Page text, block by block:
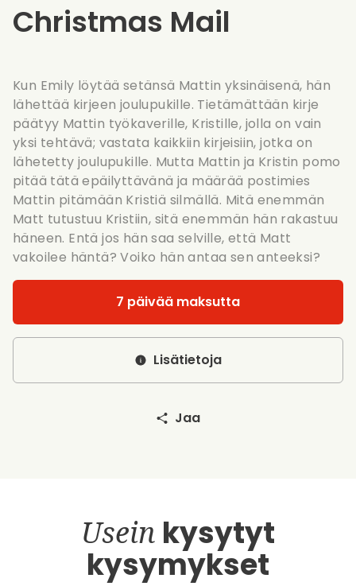
Christmas Mail
Kun Emily löytää setänsä Mattin yksinäisenä, hän
lähettää kirjeen joulupukille. Tietämättään kirje
päätyy Mattin työkaverille, Kristille, jolla on vain
yksi tehtävä; vastata kaikkiin kirjeisiin, jotka on
lähetetty joulupukille. Mutta Mattin ja Kristin pomo
pitää tätä epäilyttävänä ja määrää postimies
Mattin pitämään Kristiä silmällä. Mitä enemmän
Matt tutustuu Kristiin, sitä enemmän hän rakastuu
häneen. Entä jos hän saa selville, että Matt
vakoilee häntä? Voiko hän antaa sen anteeksi?
7 päivää maksutta
Lisätietoja
Jaa
Usein kysytyt
kysymykset